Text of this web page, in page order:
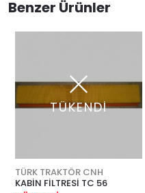
Benzer Ürünler
TÜKENDİ
TÜRK TRAKTÖR CNH
KABİN FİLTRESİ TC 56